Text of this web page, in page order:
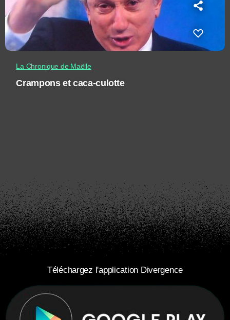
La Chronique de Maëlle
Crampons et caca-culotte
Téléchargez l'application Divergence